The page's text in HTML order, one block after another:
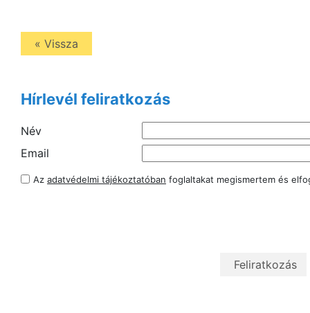
« Vissza
Hírlevél feliratkozás
Név
Email
Az adatvédelmi tájékoztatóban foglaltakat megismertem és